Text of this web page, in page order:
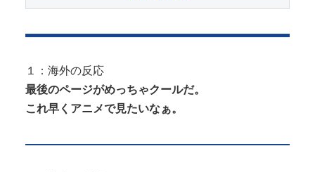
１：海外の反応
最後のページがめっちゃクールだ。
これ早くアニメで見たいなぁ。